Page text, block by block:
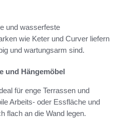
und wasserfeste
wie Keter und Curver liefern
und wartungsarm sind.
und Hängemöbel
für enge Terrassen und
Arbeits- oder Essfläche und
flach an die Wand legen.